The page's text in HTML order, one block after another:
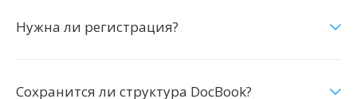
Нужна ли регистрация?
Сохранится ли структура DocBook?